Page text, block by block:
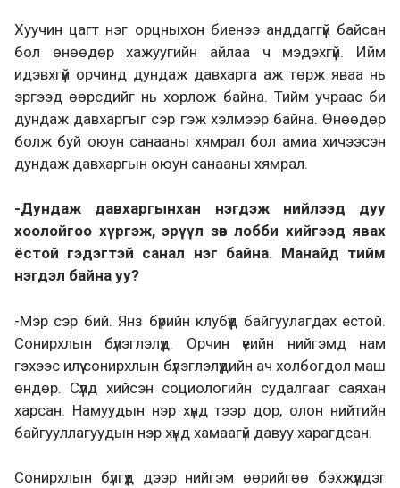
Хуучин цагт нэг орцныхон биенээ анддаггүй байсан
бол өнөөдөр хажуугийн айлаа ч мэдэхгүй. Ийм
идэвхгүй орчинд дундаж давхарга аж төрж яваа нь
эргээд өөрсдийг нь хорлож байна. Тийм учраас би
дундаж давхаргыг сэр гэж хэлмээр байна. Өнөөдөр
болж буй оюун санааны хямрал бол амиа хичээсэн
дундаж давхаргын оюун санааны хямрал.
-Дундаж давхаргынхан нэгдэж нийлээд дуу
хоолойгоо хүргэж, эрүүл зөв лобби хийгээд явах
ёстой гэдэгтэй санал нэг байна. Манайд тийм
нэгдэл байна уу?
-Мэр сэр бий. Янз бүрийн клубүүд байгуулагдах ёстой.
Сонирхлын бүлэглэлүүд. Орчин үеийн нийгэмд нам
гэхээс илүү сонирхлын бүлэглэлүүдийн ач холбогдол маш
өндөр. Сүүлд хийсэн социологийн судалгааг саяхан
харсан. Намуудын нэр хүнд тээр дор, олон нийтийн
байгууллагуудын нэр хүнд хамаагүй давуу харагдсан.
Сонирхлын бүлгүүд дээр нийгэм өөрийгөө бэхжүүлдэг